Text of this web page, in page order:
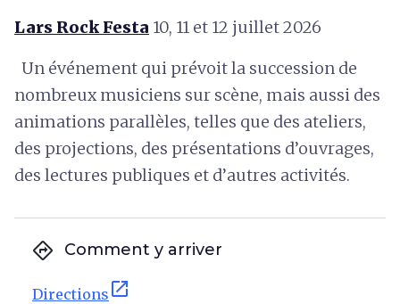
Lars Rock Festa 10, 11 et 12 juillet 2026
Un événement qui prévoit la succession de
nombreux musiciens sur scène, mais aussi des
animations parallèles, telles que des ateliers,
des projections, des présentations d’ouvrages,
des lectures publiques et d’autres activités.
directions Comment y arriver
Directions open_in_new